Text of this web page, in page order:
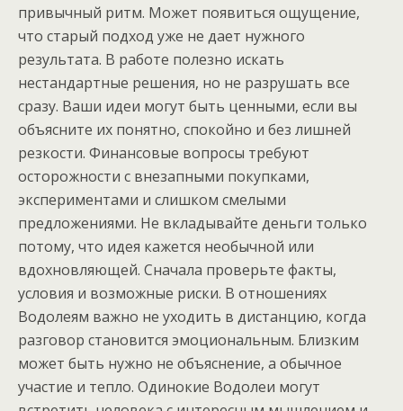
привычный ритм. Может появиться ощущение,
что старый подход уже не дает нужного
результата. В работе полезно искать
нестандартные решения, но не разрушать все
сразу. Ваши идеи могут быть ценными, если вы
объясните их понятно, спокойно и без лишней
резкости. Финансовые вопросы требуют
осторожности с внезапными покупками,
экспериментами и слишком смелыми
предложениями. Не вкладывайте деньги только
потому, что идея кажется необычной или
вдохновляющей. Сначала проверьте факты,
условия и возможные риски. В отношениях
Водолеям важно не уходить в дистанцию, когда
разговор становится эмоциональным. Близким
может быть нужно не объяснение, а обычное
участие и тепло. Одинокие Водолеи могут